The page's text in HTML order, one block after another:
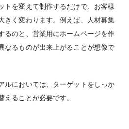
トを変えて制作するだけで、お客様
きく変わります。例えば、人材募集
るのと、営業用にホームページを作
なるものが出来上がることが想像で
ルにおいては、ターゲットをしっか
えることが必要です。